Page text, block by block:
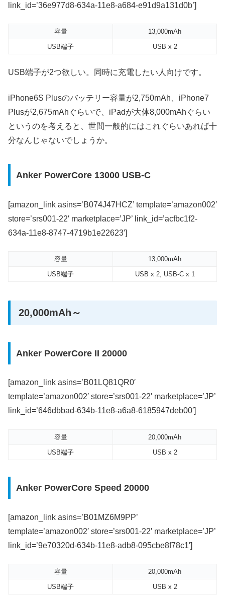
link_id=’36e977d8-634a-11e8-a684-e91d9a131d0b’]
容量
13,000mAh
USB端子
USB x 2
USB端子が2つ欲しい。同時に充電したい人向けです。
iPhone6S Plusのバッテリー容量が2,750mAh、iPhone7
Plusが2,675mAhぐらいで、iPadが大体8,000mAhぐらい
というのを考えると、世間一般的にはこれぐらいあれば十
分なんじゃないでしょうか。
Anker PowerCore 13000 USB-C
[amazon_link asins=’B074J47HCZ’ template=’amazon002′
store=’srs001-22′ marketplace=’JP’ link_id=’acfbc1f2-
634a-11e8-8747-4719b1e22623′]
容量
13,000mAh
USB端子
USB x 2, USB-C x 1
20,000mAh～
Anker PowerCore II 20000
[amazon_link asins=’B01LQ81QR0′
template=’amazon002′ store=’srs001-22′ marketplace=’JP’
link_id=’646dbbad-634b-11e8-a6a8-6185947deb00′]
容量
20,000mAh
USB端子
USB x 2
Anker PowerCore Speed 20000
[amazon_link asins=’B01MZ6M9PP’
template=’amazon002′ store=’srs001-22′ marketplace=’JP’
link_id=’9e70320d-634b-11e8-adb8-095cbe8f78c1′]
容量
20,000mAh
USB端子
USB x 2